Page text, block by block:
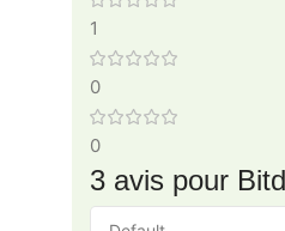
1
0
0
3 avis pour